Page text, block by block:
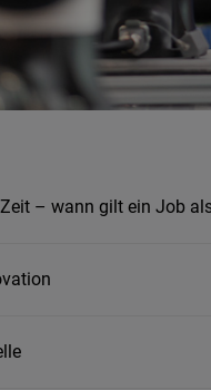
– wann gilt ein Job